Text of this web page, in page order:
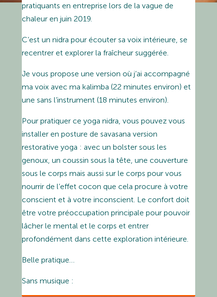
pratiquants en entreprise lors de la vague de
chaleur en juin 2019.
C’est un nidra pour écouter sa voix intérieure, se
recentrer et explorer la fraîcheur suggérée.
Je vous propose une version où j’ai accompagné
ma voix avec ma kalimba (22 minutes environ) et
une sans l’instrument (18 minutes environ).
Pour pratiquer ce yoga nidra, vous pouvez vous
installer en posture de savasana version
restorative yoga : avec un bolster sous les
genoux, un coussin sous la tête, une couverture
sous le corps mais aussi sur le corps pour vous
nourrir de l’effet cocon que cela procure à votre
conscient et à votre inconscient. Le confort doit
être votre préoccupation principale pour pouvoir
lâcher le mental et le corps et entrer
profondément dans cette exploration intérieure.
Belle pratique…
Sans musique :